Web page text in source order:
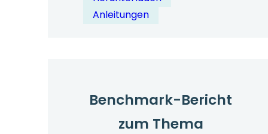
Arbeitsrechtsgesetz
von
2025
Anleitungen
Benchmark-Bericht
zum Thema